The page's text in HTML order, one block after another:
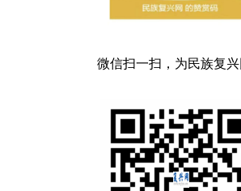
微信扫一扫，为民族复兴